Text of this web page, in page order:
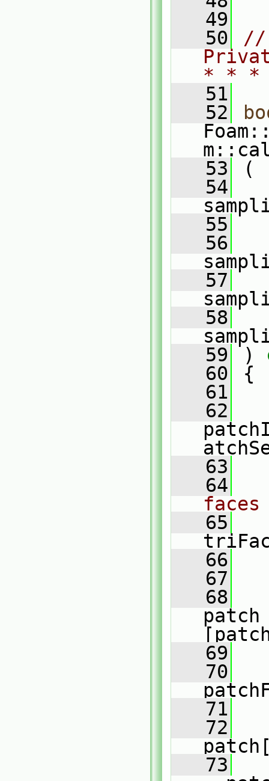
   49
   50
//
* *
   51
   52
   53
(
   54
   55
   56
   57
   58
   59
)
   60
{
   61
   62
   63
   64
faces
   65
   66
   67
   68
   69
   70
   71
   72
   73